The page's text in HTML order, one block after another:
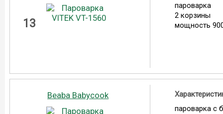
13
пароварка
2 корзины
мощность
Beaba Babycook
пароварка с